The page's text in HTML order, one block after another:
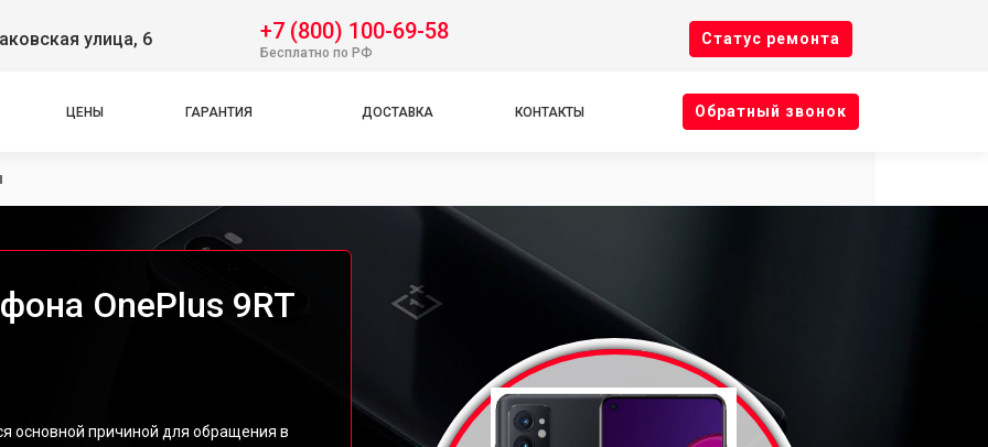
улица, 6 +7 (800) 100-69-58
Бесплатно по РФ
Cтатус ремонта
ЦЕНЫ ГАРАНТИЯ ДОСТАВКА КОНТАКТЫ Oбратный звонок
OnePlus 9RT
основной причиной для обращения в